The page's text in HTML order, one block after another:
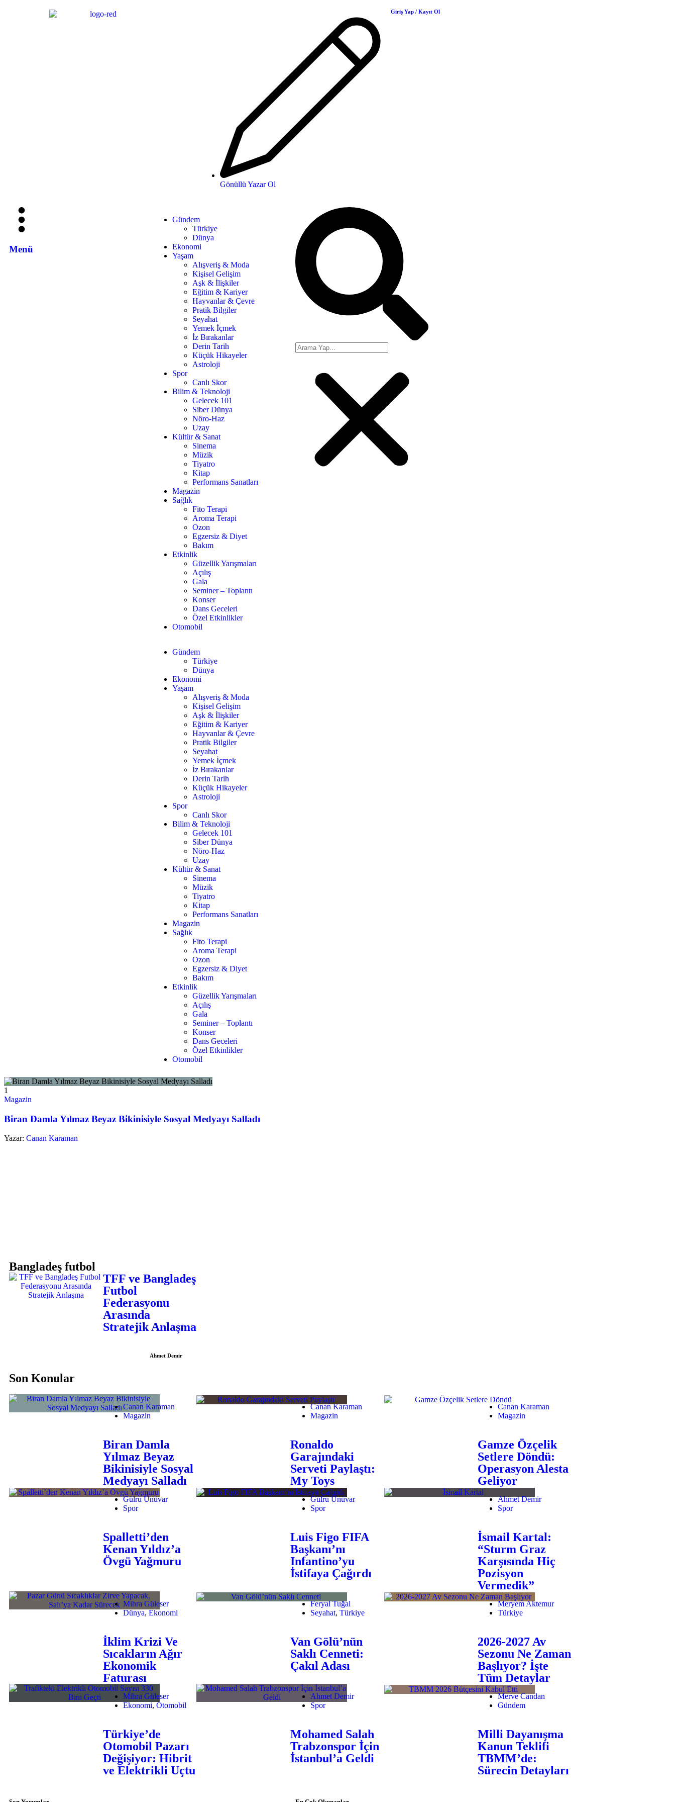
Gönüllü Yazar Ol
Giriş Yap / Kayıt Ol
Menü
Gündem
Türkiye
Dünya
Ekonomi
Yaşam
Alışveriş & Moda
Kişisel Gelişim
Aşk & İlişkiler
Eğitim & Kariyer
Hayvanlar & Çevre
Pratik Bilgiler
Seyahat
Yemek İçmek
İz Bırakanlar
Derin Tarih
Küçük Hikayeler
Astroloji
Spor
Canlı Skor
Bilim & Teknoloji
Gelecek 101
Siber Dünya
Nöro-Haz
Uzay
Kültür & Sanat
Sinema
Müzik
Tiyatro
Kitap
Performans Sanatları
Magazin
Sağlık
Fito Terapi
Aroma Terapi
Ozon
Egzersiz & Diyet
Bakım
Etkinlik
Güzellik Yarışmaları
Açılış
Gala
Seminer – Toplantı
Konser
Dans Geceleri
Özel Etkinlikler
Otomobil
Gündem
Türkiye
Dünya
Ekonomi
Yaşam
Alışveriş & Moda
Kişisel Gelişim
Aşk & İlişkiler
Eğitim & Kariyer
Hayvanlar & Çevre
Pratik Bilgiler
Seyahat
Yemek İçmek
İz Bırakanlar
Derin Tarih
Küçük Hikayeler
Astroloji
Spor
Canlı Skor
Bilim & Teknoloji
Gelecek 101
Siber Dünya
Nöro-Haz
Uzay
Kültür & Sanat
Sinema
Müzik
Tiyatro
Kitap
Performans Sanatları
Magazin
Sağlık
Fito Terapi
Aroma Terapi
Ozon
Egzersiz & Diyet
Bakım
Etkinlik
Güzellik Yarışmaları
Açılış
Gala
Seminer – Toplantı
Konser
Dans Geceleri
Özel Etkinlikler
Otomobil
1
Magazin
Biran Damla Yılmaz Beyaz Bikinisiyle Sosyal Medyayı Salladı
Yazar: Canan Karaman
Bangladeş futbol
TFF ve Bangladeş
Futbol
Federasyonu
Arasında
Stratejik Anlaşma
Ahmet Demir
Son Konular
Canan Karaman
Magazin
Biran Damla
Yılmaz Beyaz
Bikinisiyle Sosyal
Medyayı Salladı
Canan Karaman
Magazin
Ronaldo
Garajındaki
Serveti Paylaştı:
My Toys
Canan Karaman
Magazin
Gamze Özçelik
Setlere Döndü:
Operasyon Alesta
Geliyor
Gülru Ünüvar
Spor
Spalletti’den
Kenan Yıldız’a
Övgü Yağmuru
Gülru Ünüvar
Spor
Luis Figo FIFA
Başkanı’nı
Infantino’yu
İstifaya Çağırdı
Ahmet Demir
Spor
İsmail Kartal:
“Sturm Graz
Karşısında Hiç
Pozisyon
Vermedik”
Mihra Güleser
Dünya, Ekonomi
İklim Krizi Ve
Sıcakların Ağır
Ekonomik
Faturası
Feryal Tuğal
Seyahat, Türkiye
Van Gölü’nün
Saklı Cenneti:
Çakıl Adası
Meryem Aktemur
Türkiye
2026-2027 Av
Sezonu Ne Zaman
Başlıyor? İşte
Tüm Detaylar
Mihra Güleser
Ekonomi, Otomobil
Türkiye’de
Otomobil Pazarı
Değişiyor: Hibrit
ve Elektrikli Uçtu
Ahmet Demir
Spor
Mohamed Salah
Trabzonspor İçin
İstanbul’a Geldi
Merve Candan
Gündem
Milli Dayanışma
Kanun Teklifi
TBMM’de:
Sürecin Detayları